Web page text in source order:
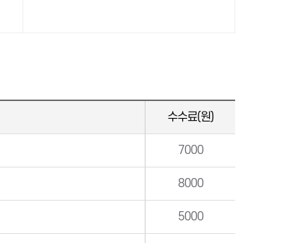
수수료(원)
7000
8000
5000